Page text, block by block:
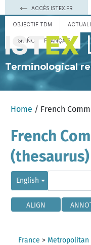
ACCÈS ISTEX.FR
OBJECTIF TDM
ESPAÑOL FRANÇAIS
Terminological
Home / French
French
(thesaurus)
English
ALIGN
France > Metropolitan